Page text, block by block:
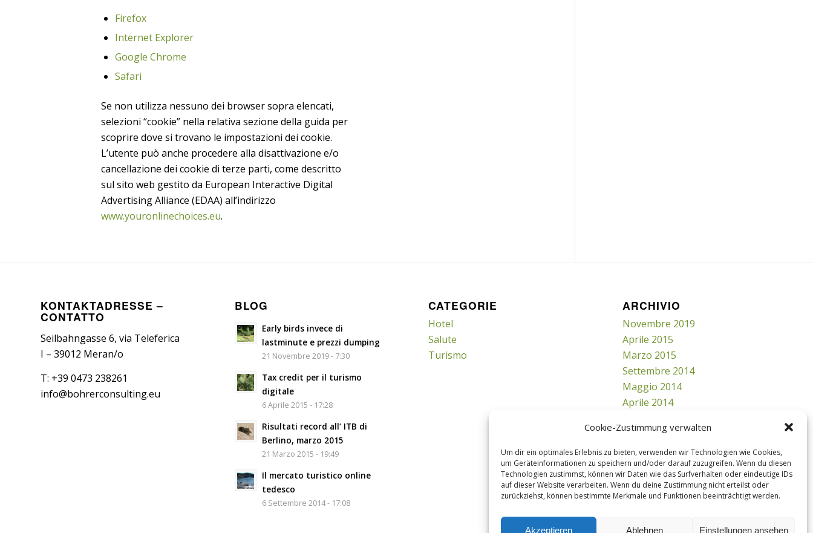
Cookie-Zustimmung verwalten
Um dir ein optimales Erlebnis zu bieten, verwenden wir Technologien wie Cookies,
um Geräteinformationen zu speichern und/oder darauf zuzugreifen. Wenn du diesen
Technologien zustimmst, können wir Daten wie das Surfverhalten oder eindeutige IDs
auf dieser Website verarbeiten. Wenn du deine Zustimmung nicht erteilst oder
zurückziehst, können bestimmte Merkmale und Funktionen beeinträchtigt werden.
Akzeptieren Ablehnen Einstellungen ansehen
Firefox
Internet Explorer
Google Chrome
Safari
Se non utilizza nessuno dei browser sopra elencati,
selezioni “cookie” nella relativa sezione della guida per
scoprire dove si trovano le impostazioni dei cookie.
L’utente può anche procedere alla disattivazione e/o
cancellazione dei cookie di terze parti, come descritto
sul sito web gestito da European Interactive Digital
Advertising Alliance (EDAA) all’indirizzo
www.youronlinechoices.eu.
KONTAKTADRESSE –
CONTATTO
Seilbahngasse 6, via Teleferica
I – 39012 Meran/o
T: +39 0473 238261
info@bohrerconsulting.eu
BLOG
Early birds invece di
lastminute e prezzi dumping
21 Novembre 2019 - 7:30
Tax credit per il turismo
digitale
6 Aprile 2015 - 17:28
Risultati record all‘ ITB di
Berlino, marzo 2015
21 Marzo 2015 - 19:49
Il mercato turistico online
tedesco
6 Settembre 2014 - 17:08
CATEGORIE
Hotel
Salute
Turismo
ARCHIVIO
Novembre 2019
Aprile 2015
Marzo 2015
Settembre 2014
Maggio 2014
Aprile 2014
Febbraio 2014
Gennaio 2014